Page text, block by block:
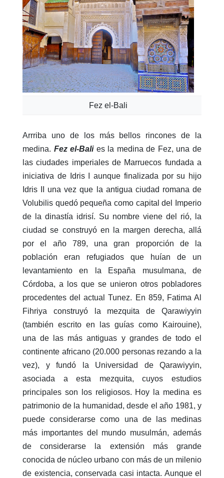
Fez el-Bali
Arrriba uno de los más bellos rincones de la
medina. Fez el-Balies la medina de Fez, una de
las ciudades imperiales de Marruecos fundada a
iniciativa de Idris I aunque finalizada por su hijo
Idris II una vez que la antigua ciudad romana de
Volubilis quedó pequeña como capital del Imperio
de la dinastía idrisí. Su nombre viene del rió, la
ciudad se construyó en la margen derecha, allá
por el año 789, una gran proporción de la
población eran refugiados que huían de un
levantamiento en la España musulmana, de
Córdoba, a los que se unieron otros pobladores
procedentes del actual Tunez. En 859, Fatima Al
Fihriya construyó la mezquita de Qarawiyyin
(también escrito en las guías como Kairouine),
una de las más antiguas y grandes de todo el
continente africano (20.000 personas rezando a la
vez), y fundó la Universidad de Qarawiyyin,
asociada a esta mezquita, cuyos estudios
principales son los religiosos. Hoy la medina es
patrimonio de la humanidad, desde el año 1981, y
puede considerarse como una de las medinas
más importantes del mundo musulmán, además
de considerarse la extensión más grande
conocida de núcleo urbano con más de un milenio
de existencia, conservada casi intacta. Aunque el